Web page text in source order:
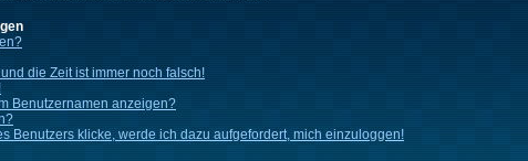
die Zeit ist immer noch falsch!
Benutzernamen anzeigen?
Benutzers klicke, werde ich dazu aufgefordert, mich einzuloggen!